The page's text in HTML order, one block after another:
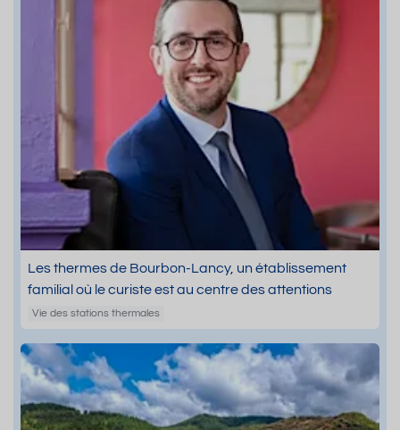
Les thermes de Bourbon-Lancy, un établissement
familial où le curiste est au centre des attentions
Vie des stations thermales